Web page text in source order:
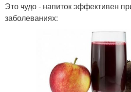
Это чудо - напиток эффективен
заболеваниях: